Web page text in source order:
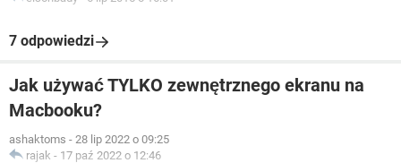
7 odpowiedzi
Jak używać TYLKO zewnętrznego ekranu na
Macbooku?
ashaktoms - 28 lip 2022 o 09:25
rajak - 17 paź 2022 o 12:46